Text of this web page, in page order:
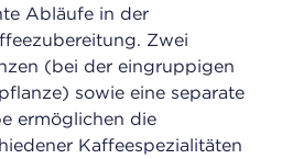
Abläufe in der
Zwei
(bei der eingruppigen
sowie eine separate
ermöglichen die
Kaffeespezialitäten